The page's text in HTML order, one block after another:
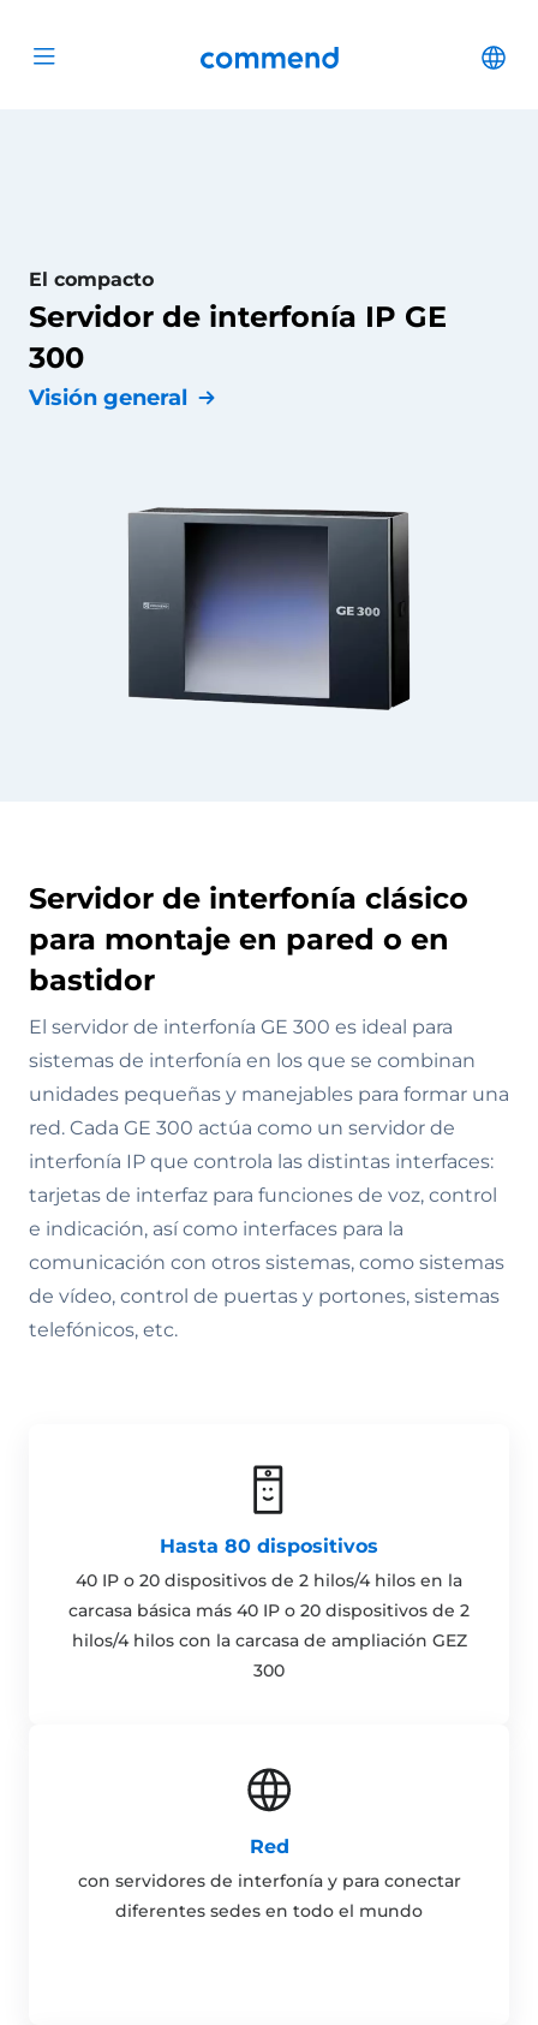
Open menu Commend
El compacto
Servidor de interfonía IP GE
300
Visión general
Servidor de interfonía clásico
para montaje en pared o en
bastidor
El servidor de interfonía GE 300 es ideal para
sistemas de interfonía en los que se combinan
unidades pequeñas y manejables para formar una
red. Cada GE 300 actúa como un servidor de
interfonía IP que controla las distintas interfaces:
tarjetas de interfaz para funciones de voz, control
e indicación, así como interfaces para la
comunicación con otros sistemas, como sistemas
de vídeo, control de puertas y portones, sistemas
telefónicos, etc.
Hasta 80 dispositivos
40 IP o 20 dispositivos de 2 hilos/4 hilos en la
carcasa básica más 40 IP o 20 dispositivos de 2
hilos/4 hilos con la carcasa de ampliación GEZ
300
Red
con servidores de interfonía y para conectar
diferentes sedes en todo el mundo